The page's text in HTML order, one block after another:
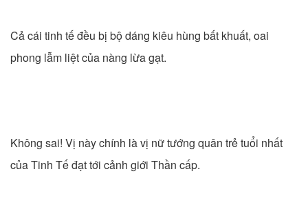
Cả cái tinh tế đều bị bộ dáng kiêu hùng bất khuất, oai
phong lẫm liệt của nàng lừa gạt.
Không sai! Vị này chính là vị nữ tướng quân trẻ tuổi nhất
của Tinh Tế đạt tới cảnh giới Thần cấp.